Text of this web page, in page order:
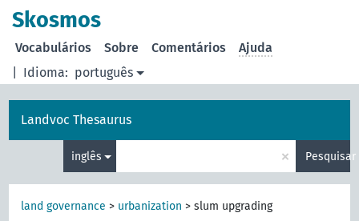
principal
Skosmos
Idioma: português
Vocabulários Sobre Comentários Ajuda
Landvoc Thesaurus
inglês × Pesquisar
land governance > urbanization >slum upgrading